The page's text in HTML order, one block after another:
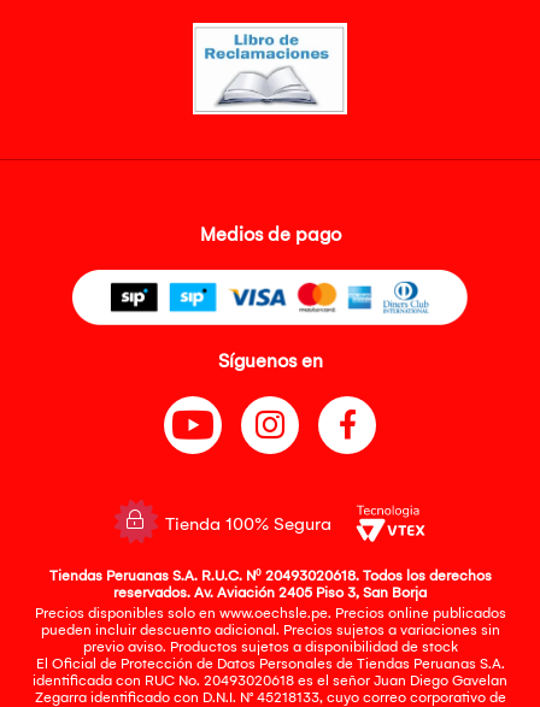
Medios de pago
Síguenos en
Tienda 100% Segura
Tiendas Peruanas S.A. R.U.C. Nº 20493020618. Todos los derechos
reservados. Av. Aviación 2405 Piso 3, San Borja
Precios disponibles solo en www.oechsle.pe. Precios online publicados
pueden incluir descuento adicional. Precios sujetos a variaciones sin
previo aviso. Productos sujetos a disponibilidad de stock
El Oficial de Protección de Datos Personales de Tiendas Peruanas S.A.
identificada con RUC No. 20493020618 es el señor Juan Diego Gavelan
Zegarra identificado con D.N.I. N° 45218133, cuyo correo corporativo de